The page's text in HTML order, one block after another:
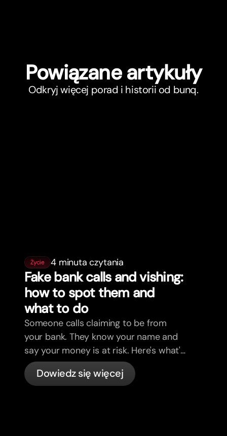
Powiązane artykuły
Odkryj więcej porad i historii od bunq.
Życie 4 minuta czytania
Fake bank calls and vishing:
how to spot them and
what to do
Someone calls claiming to be from
your bank. They know your name and
say your money is at risk. Here's what's
actually happening, and what to do.
Dowiedz się więcej